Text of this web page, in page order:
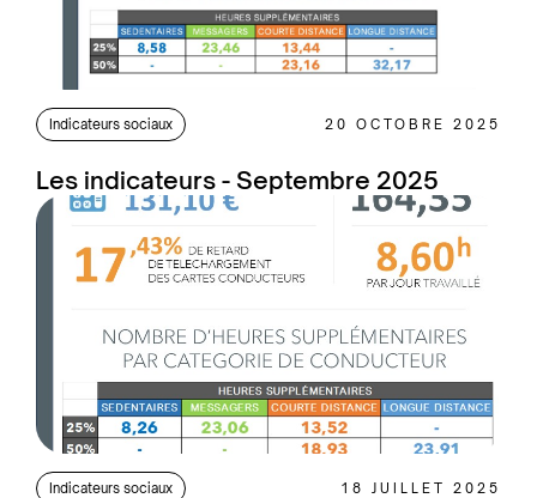
Indicateurs sociaux 20 OCTOBRE 2025
Les indicateurs - Septembre 2025
Indicateurs sociaux 18 JUILLET 2025